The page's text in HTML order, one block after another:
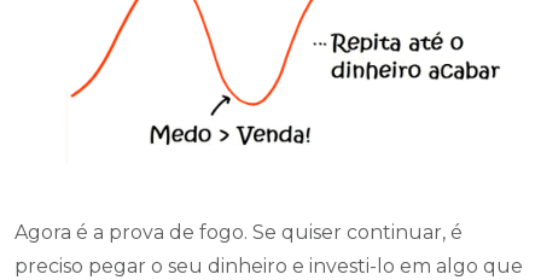
Agora é a prova de fogo. Se quiser continuar, é
preciso pegar o seu dinheiro e investi-lo em algo que